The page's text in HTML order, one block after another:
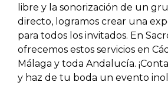
libre y la sonorización de un
directo, logramos crear una
para todos los invitados. En
ofrecemos estos servicios en
Málaga y toda Andalucía.
y haz de tu boda un evento